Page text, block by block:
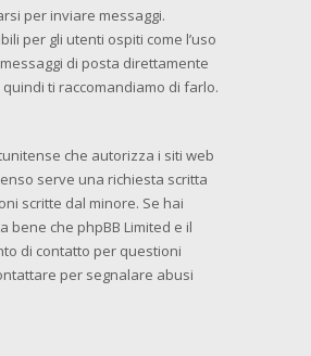
per inviare messaggi.
per gli utenti ospiti come l’uso
di posta direttamente
ti raccomandiamo di farlo.
che autorizza i siti web
serve una richiesta scritta
scritte dal minore. Se hai
bene che phpBB Limited e il
di contatto per questioni
per segnalare abusi